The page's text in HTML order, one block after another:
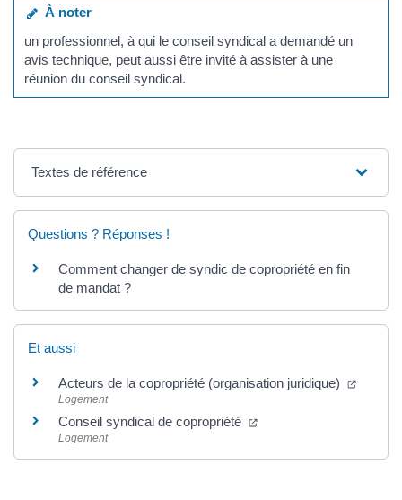
À noter
un professionnel, à qui le conseil syndical a demandé un
avis technique, peut aussi être invité à assister à une
réunion du conseil syndical.
Textes de référence
Questions ? Réponses !
Comment changer de syndic de copropriété en fin
de mandat ?
Et aussi
Acteurs de la copropriété (organisation juridique)
Logement
Conseil syndical de copropriété
Logement